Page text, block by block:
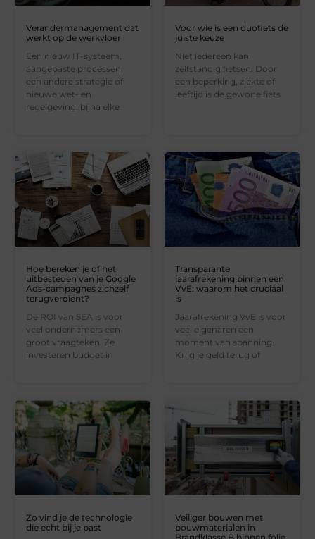
Verandermanagement dat
werkt op de werkvloer
Een nieuw IT-systeem,
aangepaste processen,
een andere strategie of
nieuwe wet- en
regelgeving: bijna elke
Voor wie is een duofiets de
juiste keuze
Niet iedereen kan
zelfstandig fietsen. Door
een beperking, ziekte of
leeftijd is de gewone fiets
Hoe bereken je of het
uitbesteden van je Google
Ads-campagnes zichzelf
terugverdient?
De ROI van SEA is voor
veel ondernemers een
groot vraagteken. Ze
investeren budget in
Transparante
jaarafrekening binnen een
VvE: waarom het cruciaal
is
Jaarafrekening VvE is voor
veel eigenaren een
moment van spanning.
Krijg je geld terug of
Zo vind je de technologie
die echt bij je past
Veiliger bouwen met
bouwmaterialen in